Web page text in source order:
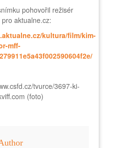
pohovořil režisér
aktualne.cz:
kultura/film/kim-
mff-
tvurce/3697-ki-
(foto)